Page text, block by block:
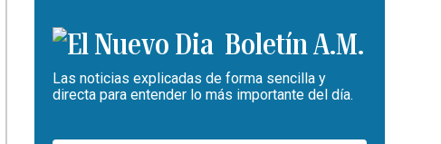
Boletín A.M.
Las noticias explicadas de forma sencilla y
directa para entender lo más importante del día.